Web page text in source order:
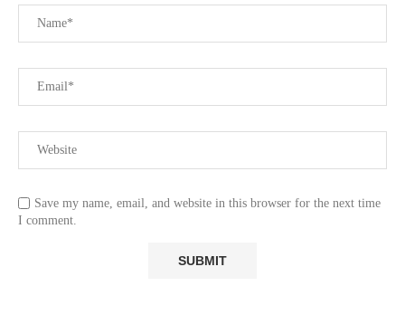
Save my name, email, and website in this browser for the next time
I comment.